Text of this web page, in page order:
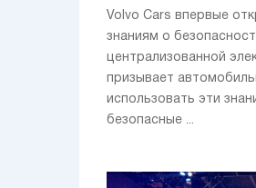
Volvo Cars впервые
знаниям о
централизованной
призывает
использовать эти
безопасные ...